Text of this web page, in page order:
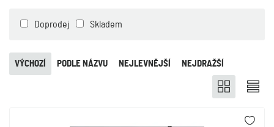
Doprodej Skladem
NEJLEVNĚJŠÍ NEJDRAŽŠÍ
PODLE NÁZVU
VÝCHOZÍ